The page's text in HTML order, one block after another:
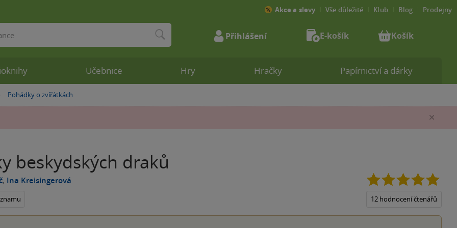
Pohádky o zvířátkách
beskydských draků
, Ina Kreisingerová
12 hodnocení čtenářů
Učebnice Hry Hračky Papírnictví a dárky
Akce a slevy Vše důležité Klub Blog Prodejny
Přihlášení E-košík Košík